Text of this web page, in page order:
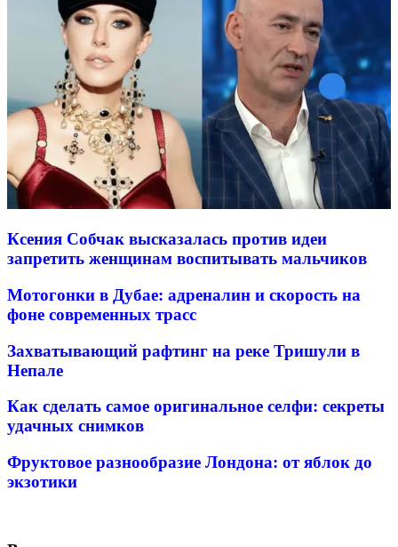
Ксения Собчак высказалась против идеи
запретить женщинам воспитывать мальчиков
Мотогонки в Дубае: адреналин и скорость на
фоне современных трасс
Захватывающий рафтинг на реке Тришули в
Непале
Как сделать самое оригинальное селфи: секреты
удачных снимков
Фруктовое разнообразие Лондона: от яблок до
экзотики